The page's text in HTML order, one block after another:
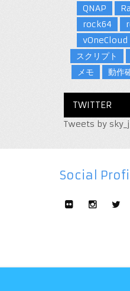
QNAP
rock64
vOneCloud
スクリプト
メモ
動作
TWITTER
Tweets by
Social